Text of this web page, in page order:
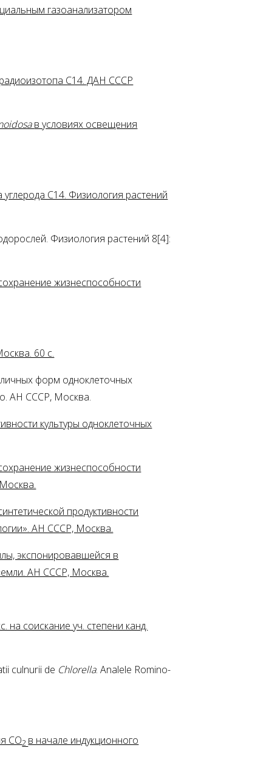
газоанализатором
С14. ДАН СССР
в условиях освещения
C14. Физиология растений
Физиология растений 8[4]:
жизнеспособности
60 с.
форм одноклеточных
АН СССР, Москва.
культуры одноклеточных
жизнеспособности
продуктивности
АН СССР, Москва.
экспонировавшейся в
АН СССР, Москва.
соискание уч. степени канд.
culnurii de Chlorella. Analele Romino-
CO2в начале индукционного